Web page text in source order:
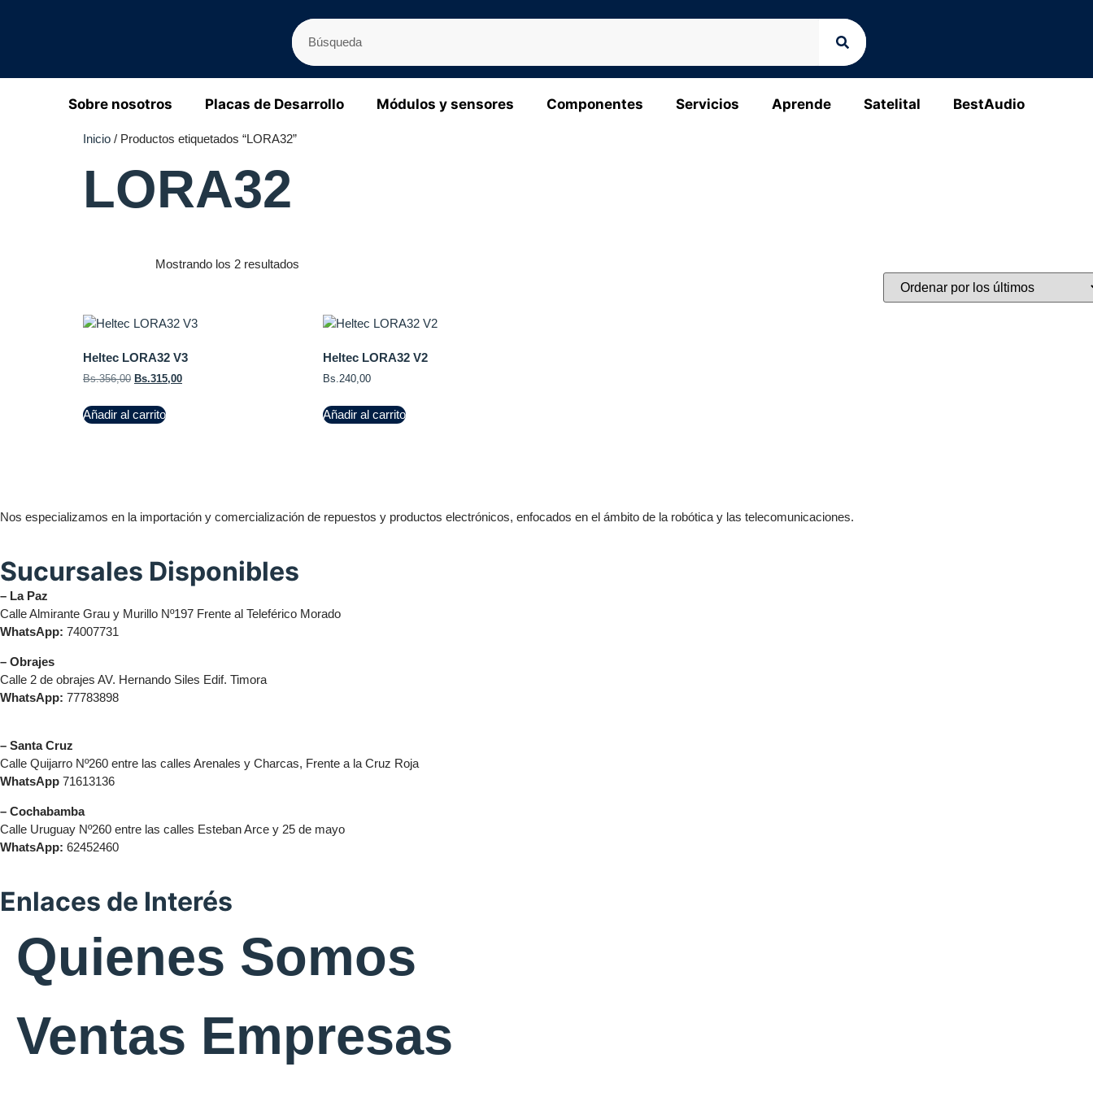
Sobre nosotros Placas de Desarrollo Módulos y sensores Componentes Servicios Aprende Satelital BestAudio
Inicio / Productos etiquetados “LORA32”
LORA32
Mostrando los 2 resultados
Heltec LORA32 V3
Bs.356,00 Bs.315,00
Añadir al carrito
Heltec LORA32 V2
Bs.240,00
Añadir al carrito
Nos especializamos en la importación y comercialización de repuestos y productos electrónicos, enfocados en el ámbito de la robótica y las telecomunicaciones.
Sucursales Disponibles
– La Paz
Calle Almirante Grau y Murillo Nº197 Frente al Teleférico Morado
WhatsApp: 74007731
– Obrajes
Calle 2 de obrajes AV. Hernando Siles Edif. Timora
WhatsApp: 77783898
– Santa Cruz
Calle Quijarro Nº260 entre las calles Arenales y Charcas, Frente a la Cruz Roja
WhatsApp 71613136
– Cochabamba
Calle Uruguay Nº260 entre las calles Esteban Arce y 25 de mayo
WhatsApp: 62452460
Enlaces de Interés
Quienes Somos
Ventas Empresas